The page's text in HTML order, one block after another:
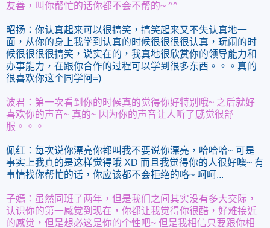
友善，叫你帮忙的话你都不会不帮的~ ^^
昭扬：你认真起来可以很搞笑，搞笑起来又不失认真地一
面，从你的身上我学到认真的时候很很很很认真，玩闹的时
候很很很很搞笑，说实在的，我真地很欣赏你的领导能力和
办事能力，在跟你合作的过程可以学到很多东西。。。真的
很喜欢你这个同学阿=)
波君：第一次看到你的时候真的觉得你好特别哦~ 之后就好
喜欢你的声音~ 真的~ 因为你的声音让人听了感觉很舒
服。。。
佩红：每次说你漂亮你都叫我不要说你漂亮，哈哈哈~ 可是
事实上我真的是这样觉得哦 XD 而且我觉得你的人很好噢~ 有
事情找你帮忙的话，你应该都不会拒绝的咯~ 呵呵...
子嫣：虽然同班了两年，但是我们之间其实没有多大交际，
认识你的第一感觉到现在，你都让我觉得你很酷，好难接近
的感觉，但是想必这是你的个性吧~ 但是我相信只要跟你相